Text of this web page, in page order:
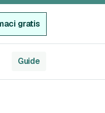
gratis
Guide